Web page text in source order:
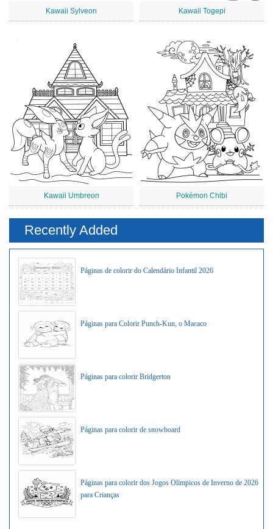
Kawaii Sylveon Kawaii Togepi
Kawaii Umbreon Pokémon Chibi
Recently Added
Páginas de colorir do Calendário Infantil 2026
Páginas para Colorir Punch-Kun, o Macaco
Páginas para colorir Bridgerton
Páginas para colorir de snowboard
Páginas para colorir dos Jogos Olímpicos de Inverno de 2026
para Crianças